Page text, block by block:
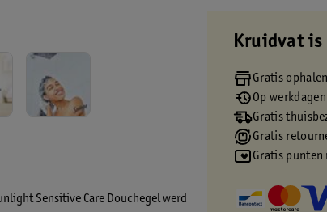
Sensitive Care Douchegel werd
Kruidvat
Gratis
Op
Gratis
Gratis
Gratis